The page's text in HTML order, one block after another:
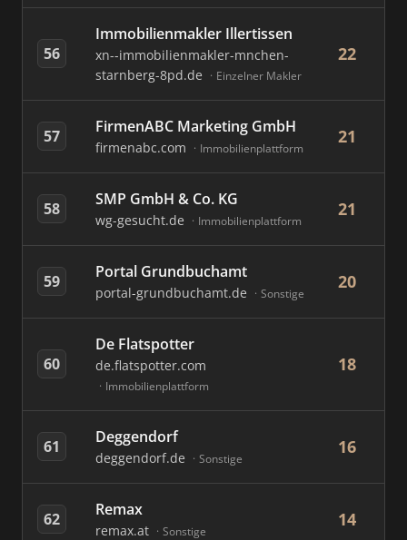
56
Immobilienmakler Illertissen
xn--immobilienmakler-mnchen-
starnberg-8pd.de
Einzelner Makler
22
57 FirmenABC Marketing GmbH
firmenabc.com Immobilienplattform
21
58 SMP GmbH & Co. KG
wg-gesucht.de Immobilienplattform
21
59 Portal Grundbuchamt
portal-grundbuchamt.de Sonstige
20
60
De Flatspotter
de.flatspotter.com
Immobilienplattform
18
61 Deggendorf
deggendorf.de Sonstige
16
62 Remax
remax.at Sonstige
14